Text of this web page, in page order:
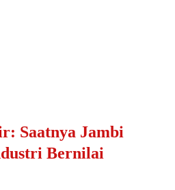
Saatnya Jambi
Bernilai